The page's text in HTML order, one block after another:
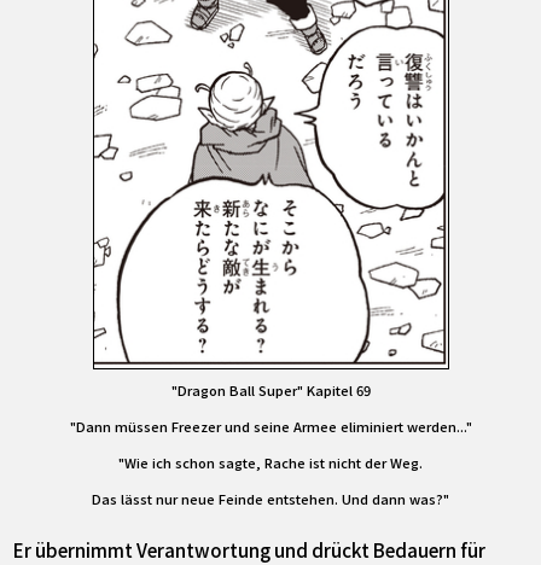
"Dragon Ball Super" Kapitel 69
"Dann müssen Freezer und seine Armee eliminiert werden..."
"Wie ich schon sagte, Rache ist nicht der Weg.
Das lässt nur neue Feinde entstehen. Und dann was?"
Er übernimmt Verantwortung und drückt Bedauern für